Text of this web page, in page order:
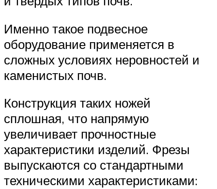
Именно такое подвесное
оборудование применяется в
сложных условиях неровностей и
каменистых почв.
Конструкция таких ножей
сплошная, что напрямую
увеличивает прочностные
характеристики изделий. Фрезы
выпускаются со стандартными
техническими характеристиками: